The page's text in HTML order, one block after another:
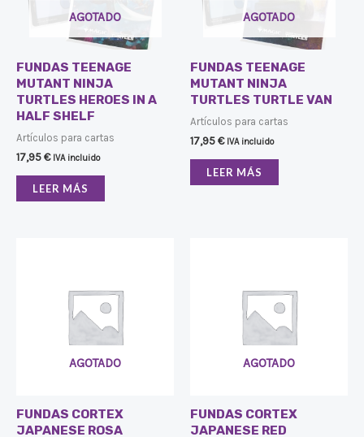
AGOTADO
FUNDAS TEENAGE
MUTANT NINJA
TURTLES HEROES IN A
HALF SHELF
Artículos para cartas
17,95€ IVA incluido
LEER MÁS
AGOTADO
FUNDAS TEENAGE
MUTANT NINJA
TURTLES TURTLE VAN
Artículos para cartas
17,95€ IVA incluido
LEER MÁS
AGOTADO
FUNDAS CORTEX
JAPANESE ROSA
AGOTADO
FUNDAS CORTEX
JAPANESE RED